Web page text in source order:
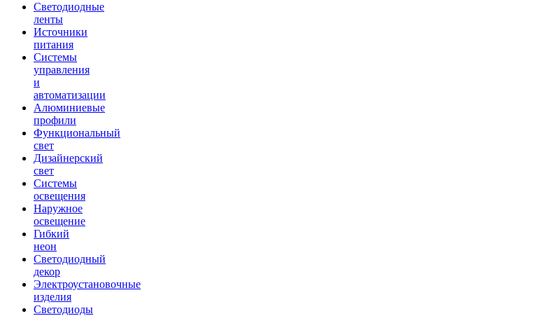
Светодиодные
ленты
Источники
питания
Системы
управления
и
автоматизации
Алюминиевые
профили
Функциональный
свет
Дизайнерский
свет
Системы
освещения
Наружное
освещение
Гибкий
неон
Светодиодный
декор
Электроустановочные
изделия
Светодиоды